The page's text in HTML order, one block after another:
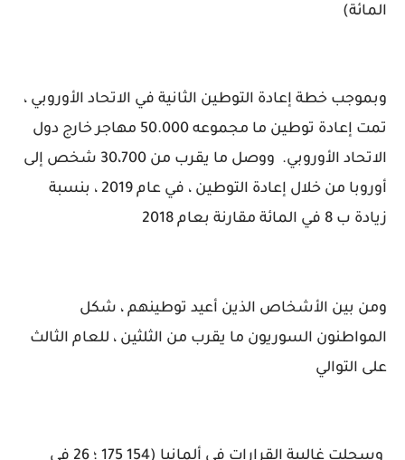
المائة)
وبموجب خطة إعادة التوطين الثانية في الاتحاد الأوروبي ،
تمت إعادة توطين ما مجموعه 50.000 مهاجر خارج دول
الاتحاد الأوروبي. ووصل ما يقرب من 30،700 شخص إلى
أوروبا من خلال إعادة التوطين ، في عام 2019 ، بنسبة
زيادة ب 8 في المائة مقارنة بعام 2018
ومن بين الأشخاص الذين أعيد توطينهم ، شكل
المواطنون السوريون ما يقرب من الثلثين ، للعام الثالث
على التوالي
وسجلت غالبية القرارات في ألمانيا (154 175 ؛ 26 في